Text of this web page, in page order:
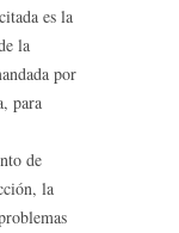
es la
la
por
para
de
la